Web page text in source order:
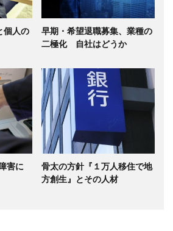
個人の
早期・希望退職募集、業種の
二極化 自社はどうか
害に
骨太の方針『１万人移住で地
方創生』とその人材